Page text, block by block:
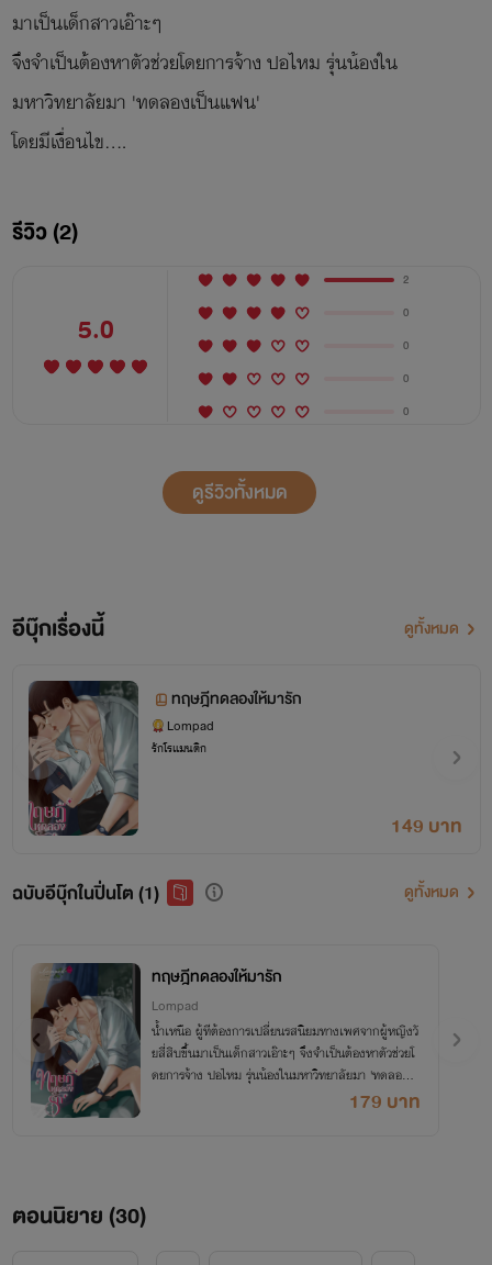
มาเป็นเด็กสาวเอ๊าะๆ
จึงจำเป็นต้องหาตัวช่วยโดยการจ้าง ปอไหม รุ่นน้องใน
มหาวิทยาลัยมา 'ทดลองเป็นแฟน'
โดยมีเงื่อนไข....
รีวิว (2)
5.0
2
0
0
0
0
ดูรีวิวทั้งหมด
อีบุ๊กเรื่องนี้ ดูทั้งหมด
ทฤษฎีทดลองให้มารัก
Lompad
รักโรแมนติก
149 บาท
ฉบับอีบุ๊กในปิ่นโต (1) ดูทั้งหมด
ทฤษฎีทดลองให้มารัก
Lompad
น้ำเหนือ ผู้ทีต้องการเปลี่ยนรสนิยมทางเพศจากผู้หญิงวั
ยสี่สิบขึ้นมาเป็นเด็กสาวเอ๊าะๆ จึงจำเป็นต้องหาตัวช่วยโ
ดยการจ้าง ปอไหม รุ่นน้องในมหาวิทยาลัยมา 'ทดลองเ
179 บาท
ตอนนิยาย (30)